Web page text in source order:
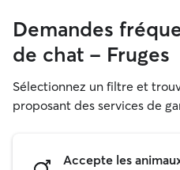
Demandes
de chat - Fruges
Sélectionnez un filtre et
proposant des services de
Accepte les